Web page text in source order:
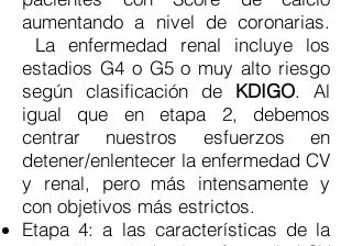
aumentando a nivel de coronarias.
La enfermedad renal incluye los
estadios G4 o G5 o muy alto riesgo
según clasificación de KDIGO. Al
igual que en etapa 2, debemos
centrar nuestros esfuerzos en
detener/enlentecer la enfermedad CV
y renal, pero más intensamente y
con objetivos más estrictos.
Etapa 4: a las características de la